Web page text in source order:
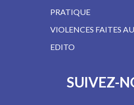
PRATIQUE
VIOLENCES FAITES
EDITO
SUIVEZ-